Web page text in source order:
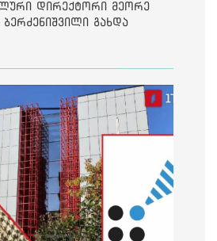
დირექტორი მეორე
გახდა